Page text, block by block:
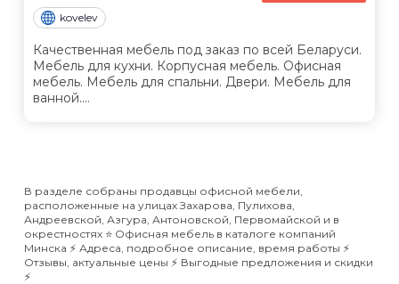
kovelev
Качественная мебель под заказ по всей Беларуси.
Мебель для кухни. Корпусная мебель. Офисная
мебель. Мебель для спальни. Двери. Мебель для
ванной....
В разделе собраны продавцы офисной мебели,
расположенные на улицах Захарова, Пулихова,
Андреевской, Азгура, Антоновской, Первомайской и в
окрестностях ⭐️ Офисная мебель в каталоге компаний
Минска ⚡️ Адреса, подробное описание, время работы ⚡️
Отзывы, актуальные цены ⚡️ Выгодные предложения и скидки
⚡️